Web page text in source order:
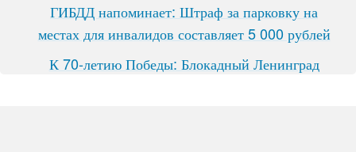
ГИБДД напоминает: Штраф за парковку на
местах для инвалидов составляет 5 000 рублей
К 70-летию Победы: Блокадный Ленинград